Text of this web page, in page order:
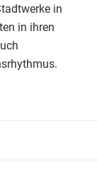
in
in ihren